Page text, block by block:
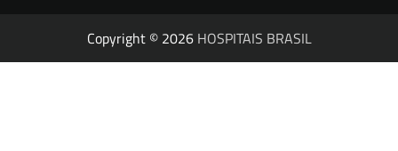
Copyright © 2026 HOSPITAIS BRASIL